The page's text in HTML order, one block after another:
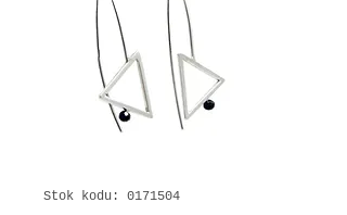
Stok kodu: 0171504